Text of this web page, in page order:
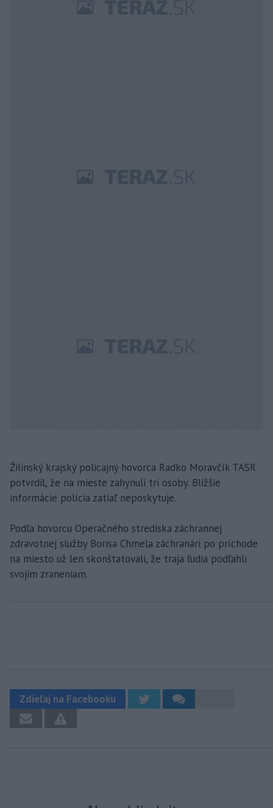
Žilinský krajský policajný hovorca Radko Moravčík TASR
potvrdil, že na mieste zahynuli tri osoby. Bližšie
informácie polícia zatiaľ neposkytuje.
Podľa hovorcu Operačného strediska záchrannej
zdravotnej služby Borisa Chmela záchranári po príchode
na miesto už len skonštatovali, že traja ľudia podľahli
svojim zraneniam.
Zdieľaj na Facebooku